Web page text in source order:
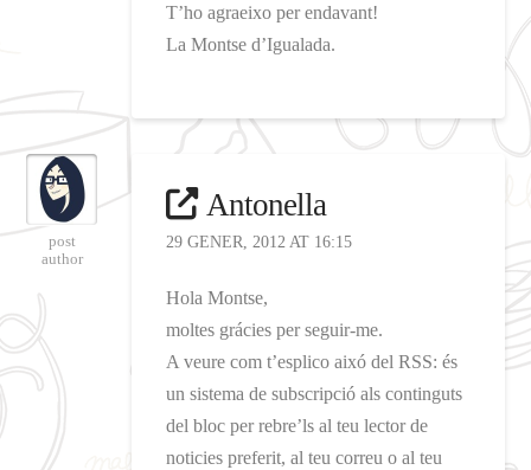
T’ho agraeixo per endavant!
La Montse d’Igualada.
post
author
Antonella
29 GENER, 2012 AT 16:15
Hola Montse,
moltes grácies per seguir-me.
A veure com t’esplico aixó del RSS: és
un sistema de subscripció als continguts
del bloc per rebre’ls al teu lector de
noticies preferit, al teu correu o al teu